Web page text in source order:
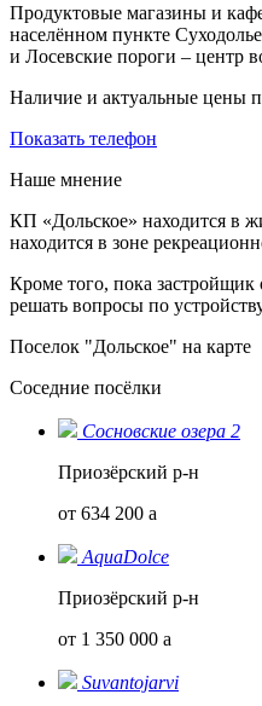
Продуктовые магазины и
населённом пункте
и Лосевские пороги – центр
Наличие и актуальные цены
Показать телефон
Наше мнение
КП «Дольское» находится в
находится в зоне
Кроме того, пока застройщик
решать вопросы по
Поселок "Дольское" на карте
Соседние посёлки
Сосновские озера 2
Приозёрский р-н
от 634 200 a
AquaDolce
Приозёрский р-н
от 1 350 000 a
Suvantojarvi